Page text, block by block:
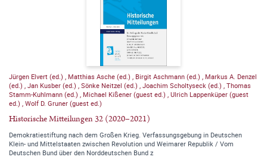
Jürgen Elvert (ed.) Matthias Asche (ed.) Birgit Aschmann (ed.)
Markus A. Denzel
(ed.) Jan Kusber (ed.) Sönke Neitzel (ed.) Joachim Scholtyseck (ed.) Thomas
Stamm-Kuhlmann (ed.)
Michael Kißener (guest ed.) Ulrich Lappenküper (guest
ed.) Wolf D. Gruner (guest ed.)
Historische Mitteilungen 32 (2020–2021)
Demokratiestiftung nach dem Großen Krieg. Verfassungsgebung in Deutschen
Klein- und Mittelstaaten zwischen Revolution und Weimarer Republik / Vom
Deutschen Bund über den Norddeutschen Bund z